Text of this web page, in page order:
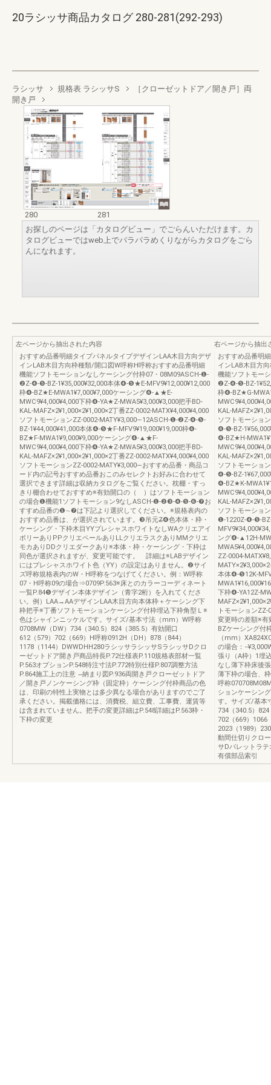
20ラシッサ商品カタログ 280-281(292-293)
ラシッサ 規格表 ラシッサS
［クローゼットドア／開き戸］両
開き戸
280
281
お探しのページは「カタログビュー」でごらんいただけます。カ
タログビューではweb上でパラパラめくりながらカタログをごら
んになれます。
左ページから抽出された内容
おすすめ品番明細タイプパネルタイプデザインLAA木目方向デザ
インLAB木目方向枠種類/開口図W呼称H呼称おすすめ品番明細
機能ソフトモーションなしケーシング付枠07・08M09ASCH-❶-
❷Z-❹-❺-BZ-1¥35,000¥32,000本体❹-❺★E-MFV9¥12,000¥12,000
枠❹-BZ★E-MWA1¥7,000¥7,000ケーシング❹-▲★E-
MWC9¥4,000¥4,000下枠❹-YA★Z-MWA5¥3,000¥3,000把手BD-
KAL-MAFZ×2¥1,000×2¥1,000×2丁番ZZ-0002-MATX¥4,000¥4,000
ソフトモーションZZ-0002-MATY¥3,000―12ASCH-❶-❷Z-❹-❺-
BZ-1¥44,000¥41,000本体❹-❺★F-MFV9¥19,000¥19,000枠❹-
BZ★F-MWA1¥9,000¥9,000ケーシング❹-▲★F-
MWC9¥4,000¥4,000下枠❹-YA★Z-MWA5¥3,000¥3,000把手BD-
KAL-MAFZ×2¥1,000×2¥1,000×2丁番ZZ-0002-MATX¥4,000¥4,000
ソフトモーションZZ-0002-MATY¥3,000―おすすめ品番・商品コ
ード内の記号おすすめ品番おこのみセレクトお好みに合わせて
選択できます詳細は収納カタログをご覧ください。枕棚・すっ
きり棚合わせておすすめ※有効開口の（ ）はソフトモーション
の場合❶機能1ソフトモーション9なしASCH-❶-❷❸-❹-❺-❻-❼お
すすめ品番の❶∼❼は下記より選択してください。※規格表内の
おすすめ品番は、が選択されています。❸吊元Z̶❹色本体・枠・
ケーシング・下枠木目YYプレシャスホワイトなしWAクリエアイ
ボリーありPPクリエペールありLLクリエラスクありMMクリエ
モカありDDクリエダークあり※本体・枠・ケーシング・下枠は
同色が選択されますが、変更可能です。 詳細は※LABデザイン
にはプレシャスホワイト色（YY）の設定はありません。❷サイ
ズ呼称規格表内のW・H呼称をつなげてください。例：W呼称
07・H呼称09の場合⇒0709P.563※床とのカラーコーディネート
一覧P.84❺デザイン本体デザイン（青字2桁）を入れてくださ
い。例）LAA→AAデザインLAA木目方向本体枠＋ケーシング下
枠把手※丁番ソフトモーションケーシング付枠埋込下枠角型Ｌ※
色はシャインニッケルです。サイズ/基本寸法（mm）W呼称
0708MW（DW）734（340.5）824（385.5）有効開口
612（579）702（669）H呼称0912H（DH）878（844）
1178（1144）DWWDHH280ラシッサラシッサSラシッサDクロ
ーゼットドア開き戸商品特長P.72仕様表P.110規格表部材一覧
P.563オプションP.548特注寸法P.772特別仕様P.807調整方法
P.864施工上の注意 ̶納まり図P.936両開き戸クローゼットドア
／開き戸ノンケーシング枠（固定枠）ケーシング付枠商品の色
は、印刷の特性上実物とは多少異なる場合がありますのでご了
承ください。掲載価格には、消費税、組立費、工事費、運賃等
は含まれていません。把手の変更詳細はP.548詳細はP.563枠・
下枠の変更
右ページから抽出
おすすめ品番明
インLAB木目方
機能ソフトモー
❷Z-❹-❺-BZ-
枠❹-BZ★G-
KAL-
ソフトモーショ
❹-❺-BZ-
❹-BZ★H-
KAL-
ソフトモーショ
❹-❺-BZ-
❹-BZ★K-
KAL-
ソフトモーショ
❶-1220Z-❹-❺-
ング❹-▲12H-
ZZ-0004-
本体❹-❺12K-
下枠❹-YA12Z-
トモーション
変更時の差額※
BZケーシング
（mm）
の場合：
張り（A枠）1埋
なし薄下枠床後
薄下枠の場合、
呼称
ションケーシン
す。サイズ/基本
734（340.5）
702（669）1066
2023（1989）
動間仕切りクロ
サDパレットラ
有償部品索引